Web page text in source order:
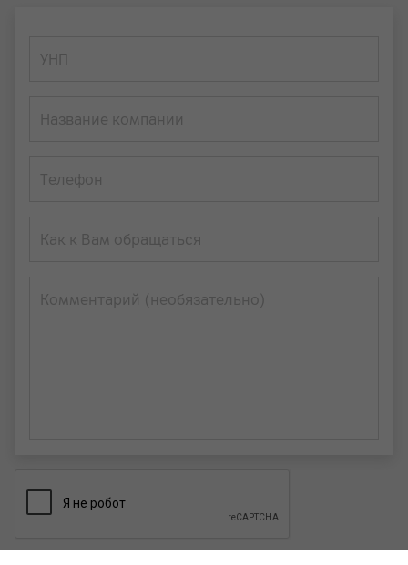
УНП
Название компании
Телефон
Как к Вам обращаться
Комментарий (необязательно)